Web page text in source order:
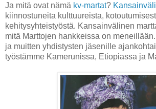
Ja mitä ovat nämä kv-martat?
kiinnostuneita kulttuureista,
kehitysyhteistyöstä. Kansainvälinen
mitä Marttojen hankkeissa on
ja muitten yhdistysten jäsenille
työstämme Kamerunissa, Etiopiassa ja